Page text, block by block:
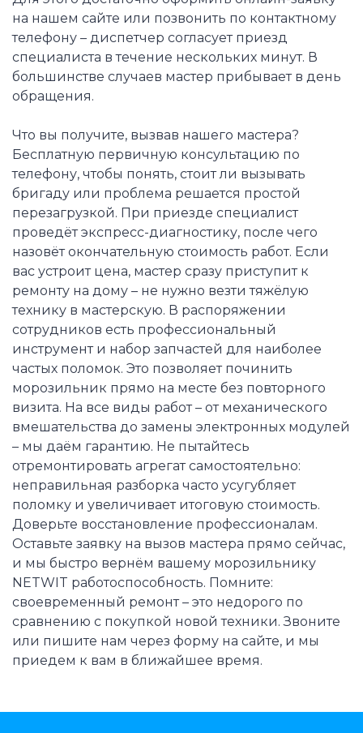
на нашем сайте или позвонить по контактному
телефону – диспетчер согласует приезд
специалиста в течение нескольких минут. В
большинстве случаев мастер прибывает в день
обращения.
Что вы получите, вызвав нашего мастера?
Бесплатную первичную консультацию по
телефону, чтобы понять, стоит ли вызывать
бригаду или проблема решается простой
перезагрузкой. При приезде специалист
проведёт экспресс-диагностику, после чего
назовёт окончательную стоимость работ. Если
вас устроит цена, мастер сразу приступит к
ремонту на дому – не нужно везти тяжёлую
технику в мастерскую. В распоряжении
сотрудников есть профессиональный
инструмент и набор запчастей для наиболее
частых поломок. Это позволяет починить
морозильник прямо на месте без повторного
визита. На все виды работ – от механического
вмешательства до замены электронных модулей
– мы даём гарантию. Не пытайтесь
отремонтировать агрегат самостоятельно:
неправильная разборка часто усугубляет
поломку и увеличивает итоговую стоимость.
Доверьте восстановление профессионалам.
Оставьте заявку на вызов мастера прямо сейчас,
и мы быстро вернём вашему морозильнику
NETWIT работоспособность. Помните:
своевременный ремонт – это недорого по
сравнению с покупкой новой техники. Звоните
или пишите нам через форму на сайте, и мы
приедем к вам в ближайшее время.